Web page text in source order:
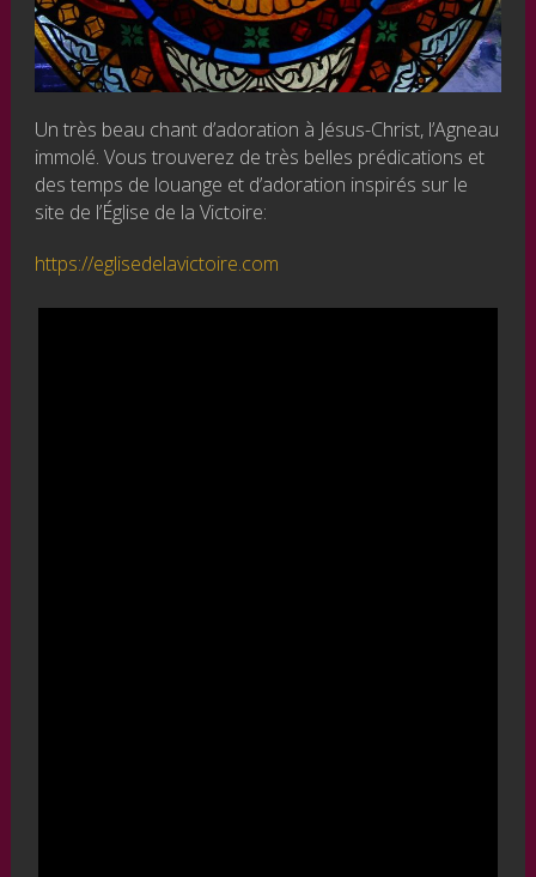
Un très beau chant d’adoration à Jésus-Christ, l’Agneau
immolé. Vous trouverez de très belles prédications et
des temps de louange et d’adoration inspirés sur le
site de l’Église de la Victoire:
https://eglisedelavictoire.com